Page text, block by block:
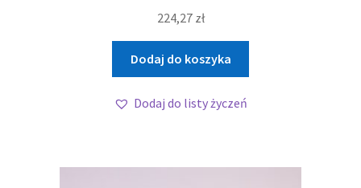
224,27 zł
Dodaj do koszyka
Dodaj do listy życzeń